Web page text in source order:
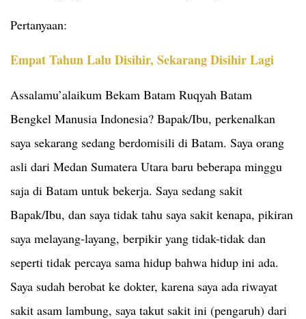
Pertanyaan:
Empat Tahun Lalu Disihir, Sekarang Disihir Lagi
Assalamu’alaikum Bekam Batam Ruqyah Batam
Bengkel Manusia Indonesia? Bapak/Ibu, perkenalkan
saya sekarang sedang berdomisili di Batam. Saya orang
asli dari Medan Sumatera Utara baru beberapa minggu
saja di Batam untuk bekerja. Saya sedang sakit
Bapak/Ibu, dan saya tidak tahu saya sakit kenapa, pikiran
saya melayang-layang, berpikir yang tidak-tidak dan
seperti tidak percaya sama hidup bahwa hidup ini ada.
Saya sudah berobat ke dokter, karena saya ada riwayat
sakit asam lambung, saya takut sakit ini (pengaruh) dari